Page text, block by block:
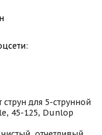
для 5-струнной
45-125, Dunlop